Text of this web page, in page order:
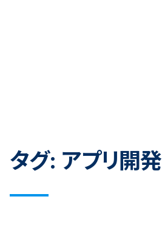
タグ: アプリ開発